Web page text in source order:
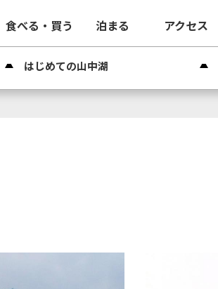
食べる・買う 泊まる アクセス
はじめての山中湖